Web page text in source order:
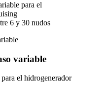
para el
6 y 30 nudos
variable
el hidrogenerador